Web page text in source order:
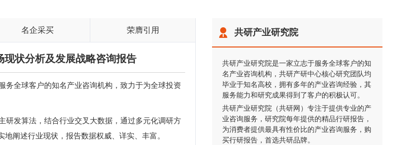
名企采买 荣膺引用
状分析及发展战略咨询报告
全球客户的知名产业咨询机构，致力于为全球投资
发算法，结合行业交叉大数据，通过多元化调研方
阐述行业现状，报告数据权威、详实、丰富。
共研产业研究院
共研产业研究院是一家立志于服务全球客户的知
名产业咨询机构，共研产研中心核心研究团队均
毕业于知名高校，拥有多年的产业咨询经验，其
服务能力和研究成果得到了客户的积极认可。
共研产业研究院（共研网）专注于提供专业的产
业咨询服务，研究院每年提供的精品行研报告，
为消费者提供最具有性价比的产业咨询服务，购
买行研报告，首选共研品牌。